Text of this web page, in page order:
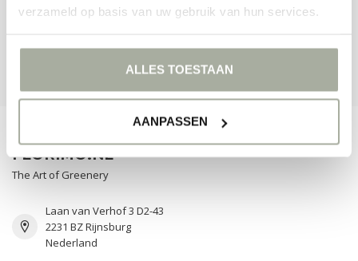
verzameld op basis van uw gebruik van hun services.
ALLES TOESTAAN
AANPASSEN
KLANTENSERVICE
BEKIJK ONZE WINKELS
FLORIMO.NL
The Art of Greenery
Laan van Verhof 3 D2-43
2231 BZ Rijnsburg
Nederland